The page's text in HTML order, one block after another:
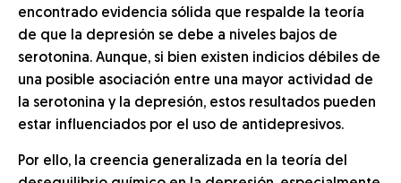
encontrado evidencia sólida que respalde la teoría
de que la depresión se debe a niveles bajos de
serotonina. Aunque, si bien existen indicios débiles de
una posible asociación entre una mayor actividad de
la serotonina y la depresión, estos resultados pueden
estar influenciados por el uso de antidepresivos.
Por ello, la creencia generalizada en la teoría del